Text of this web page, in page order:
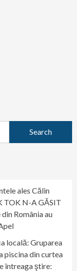
ales Călin
TOK N-A GĂSIT
România au
locală: Gruparea
piscina din curtea
întreaga ştire: